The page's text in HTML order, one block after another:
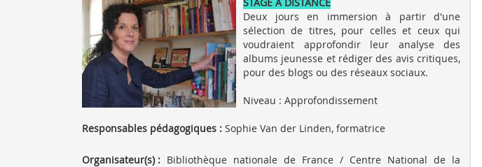
Deux jours en immersion à partir d'une
sélection de titres, pour celles et ceux qui
voudraient approfondir leur analyse des
albums jeunesse et rédiger des avis critiques,
pour des blogs ou des réseaux sociaux.
Niveau : Approfondissement
Responsables pédagogiques : Sophie Van der Linden, formatrice
Organisateur(s) : Bibliothèque nationale de France / Centre National de la